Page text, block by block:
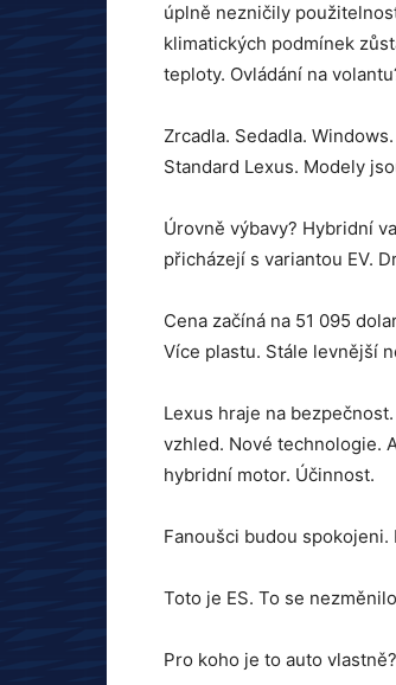
úplně nezničily
klimatických podmínek
teploty. Ovládání na
Zrcadla. Sedadla.
Standard Lexus. Modely
Úrovně výbavy? Hybridní
přicházejí s variantou EV.
Cena začíná na 51 095
Více plastu. Stále levnější
Lexus hraje na
vzhled. Nové technologie.
hybridní motor. Účinnost.
Fanoušci budou
Toto je ES. To se
Pro koho je to auto vlastně?